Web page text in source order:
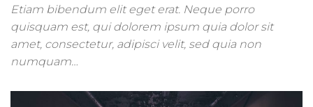
Etiam bibendum elit eget erat. Neque porro
quisquam est, qui dolorem ipsum quia dolor sit
amet, consectetur, adipisci velit, sed quia non
numquam…